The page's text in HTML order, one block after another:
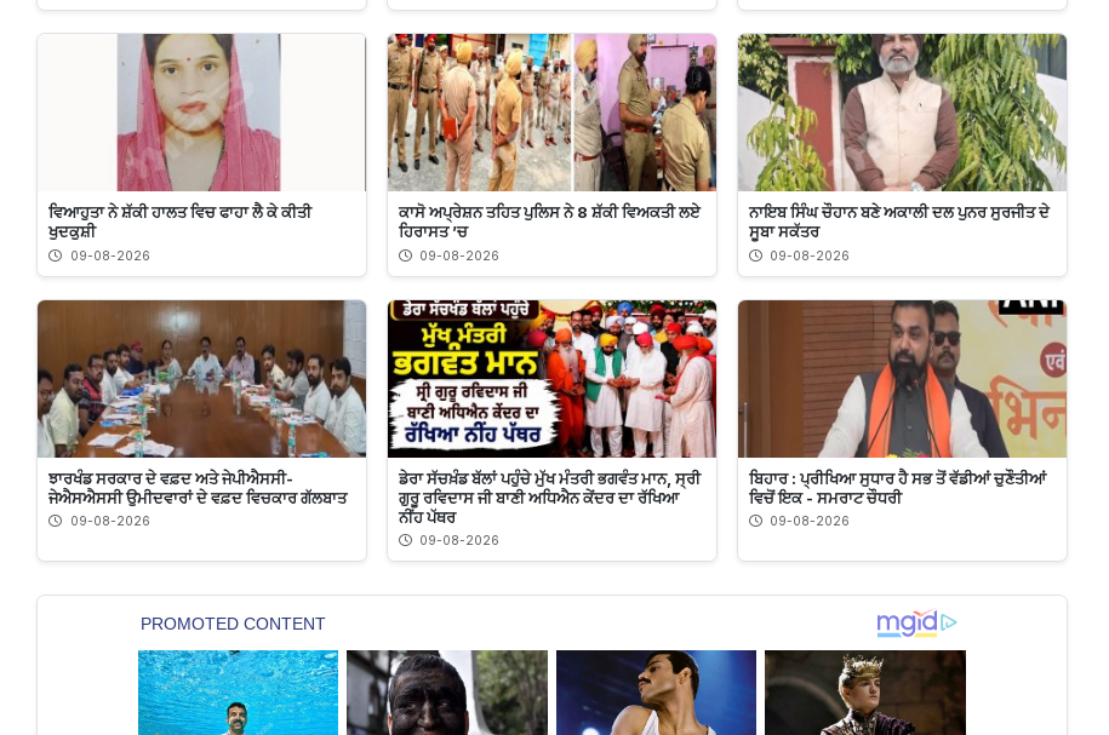
ਵਿਆਹੁਤਾ ਨੇ ਸ਼ੱਕੀ ਹਾਲਤ ਵਿਚ ਫਾਹਾ ਲੈ ਕੇ ਕੀਤੀ
ਖੁਦਕੁਸ਼ੀ
09-08-2026
ਕਾਸੋ ਅਪ੍ਰੇਸ਼ਨ ਤਹਿਤ ਪੁਲਿਸ ਨੇ 8 ਸ਼ੱਕੀ ਵਿਅਕਤੀ ਲਏ
ਹਿਰਾਸਤ ’ਚ
09-08-2026
ਨਾਇਬ ਸਿੰਘ ਚੌਹਾਨ ਬਣੇ ਅਕਾਲੀ ਦਲ ਪੁਨਰ ਸੁਰਜੀਤ ਦੇ
ਸੂਬਾ ਸਕੱਤਰ
09-08-2026
ਝਾਰਖੰਡ ਸਰਕਾਰ ਦੇ ਵਫ਼ਦ ਅਤੇ ਜੇਪੀਐਸਸੀ-
ਜੇਐਸਐਸਸੀ ਉਮੀਦਵਾਰਾਂ ਦੇ ਵਫ਼ਦ ਵਿਚਕਾਰ ਗੱਲਬਾਤ
09-08-2026
ਡੇਰਾ ਸੱਚਖ਼ੰਡ ਬੱਲਾਂ ਪਹੁੰਚੇ ਮੁੱਖ ਮੰਤਰੀ ਭਗਵੰਤ ਮਾਨ, ਸ੍ਰੀ
ਗੁਰੂ ਰਵਿਦਾਸ ਜੀ ਬਾਣੀ ਅਧਿਐਨ ਕੇਂਦਰ ਦਾ ਰੱਖਿਆ
ਨੀਂਹ ਪੱਥਰ
09-08-2026
ਬਿਹਾਰ : ਪ੍ਰੀਖਿਆ ਸੁਧਾਰ ਹੈ ਸਭ ਤੋਂ ਵੱਡੀਆਂ ਚੁਣੌਤੀਆਂ
ਵਿਚੋਂ ਇਕ - ਸਮਰਾਟ ਚੌਧਰੀ
09-08-2026